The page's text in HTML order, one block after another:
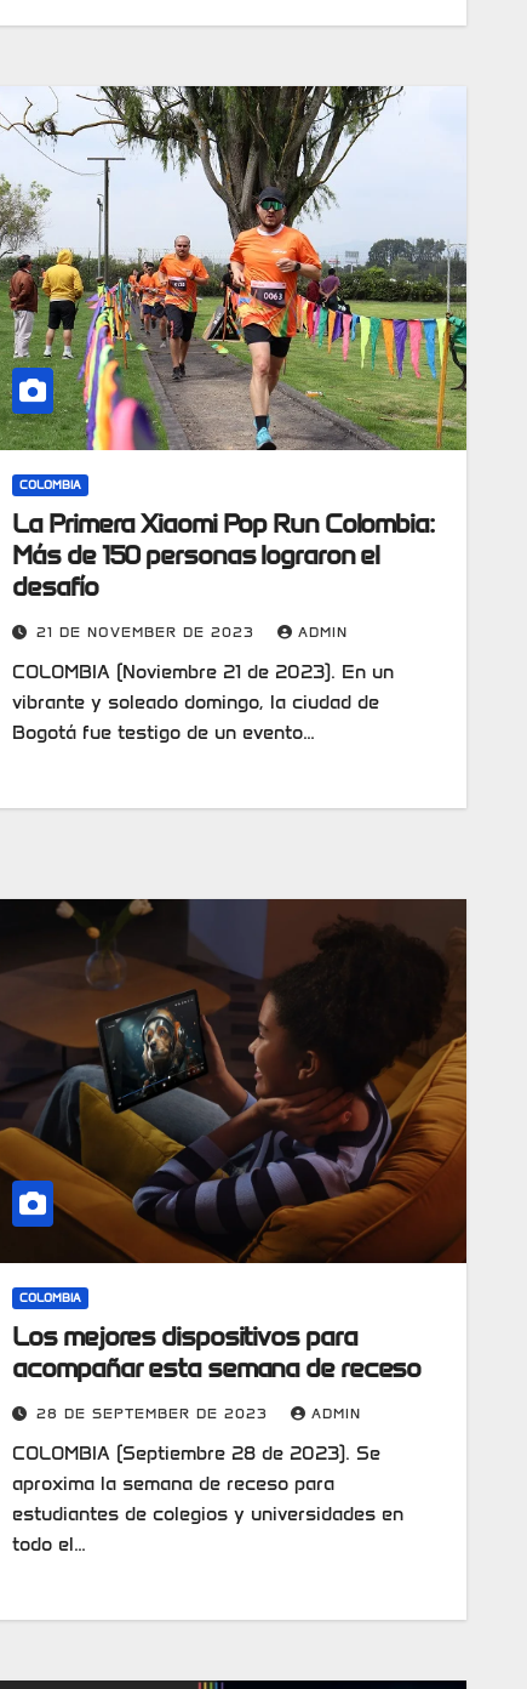
COLOMBIA
La Primera Xiaomi Pop Run Colombia:
Más de 150 personas lograron el
desafío
21 DE NOVEMBER DE 2023 ADMIN
COLOMBIA (Noviembre 21 de 2023). En un
vibrante y soleado domingo, la ciudad de
Bogotá fue testigo de un evento…
COLOMBIA
Los mejores dispositivos para
acompañar esta semana de receso
28 DE SEPTEMBER DE 2023 ADMIN
COLOMBIA (Septiembre 28 de 2023). Se
aproxima la semana de receso para
estudiantes de colegios y universidades en
todo el…